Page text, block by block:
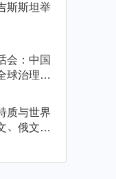
斯斯坦举
会：中国
球治理倡
质与世界
、俄文版